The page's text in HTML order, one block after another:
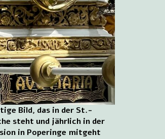
Bild, das in der St.-
steht und jährlich in der
in Poperinge mitgeht